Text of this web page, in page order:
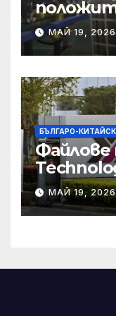
МАЙ 19, 2026
БЪЛГАРО-
Файлове
на STAR
МАЙ 19, 2026